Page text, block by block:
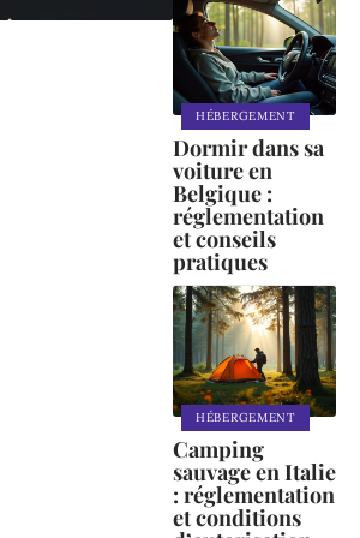
HÉBERGEMENT
Dormir dans sa
voiture en
Belgique :
réglementation
et conseils
pratiques
HÉBERGEMENT
Camping
sauvage en Italie
: réglementation
et conditions
DÉPLACEMENT